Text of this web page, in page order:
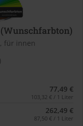
für innen
77,49 €
103,32 € / 1 Liter
262,49 €
87,50 € / 1 Liter